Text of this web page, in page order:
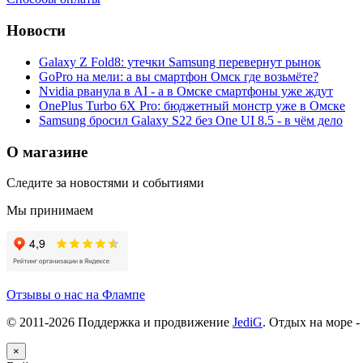
Новости
Galaxy Z Fold8: утечки Samsung перевернут рынок
GoPro на мели: а вы смартфон Омск где возьмёте?
Nvidia рванула в AI - а в Омске смартфоны уже ждут
OnePlus Turbo 6X Pro: бюджетный монстр уже в Омске
Samsung бросил Galaxy S22 без One UI 8.5 - в чём дело
О магазине
Следите за новостями и событиями
Мы принимаем
Отзывы о нас на Флампе
© 2011-2026 Поддержка и продвижение JediG. Отдых на море -
×